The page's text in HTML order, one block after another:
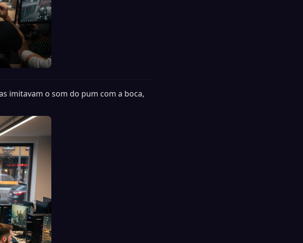
imitavam o som do pum com a boca,